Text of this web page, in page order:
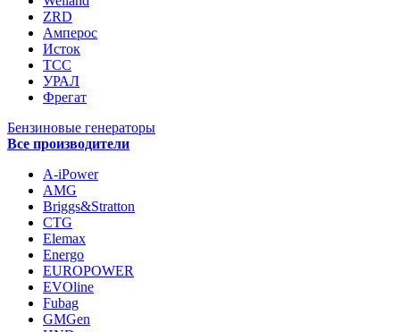
ZRD
Амперос
Исток
ТСС
УРАЛ
Фрегат
Бензиновые генераторы
Все производители
A-iPower
AMG
Briggs&Stratton
CTG
Elemax
Energo
EUROPOWER
EVOline
Fubag
GMGen